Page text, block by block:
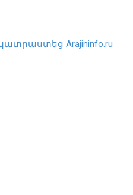
Arajininfo.ru